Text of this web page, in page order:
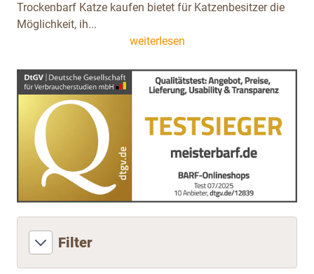
Trockenbarf Katze kaufen bietet für Katzenbesitzer die
Möglichkeit, ih...
weiterlesen
Filter